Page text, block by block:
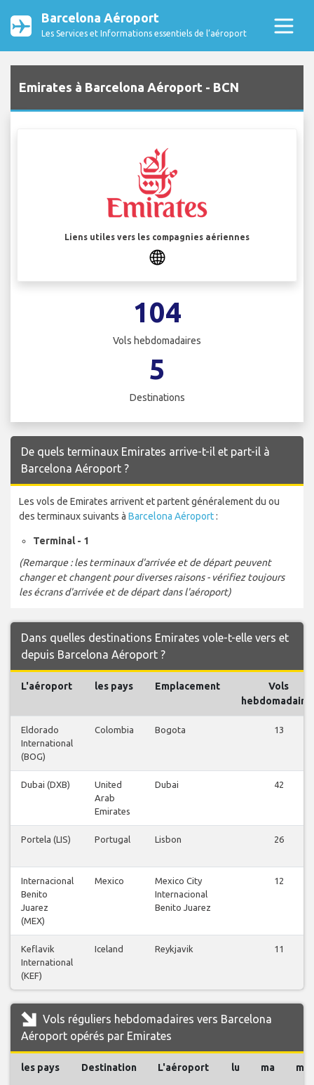
Barcelona Aéroport
Les Services et Informations essentiels de l’aéroport
Emirates à Barcelona Aéroport - BCN
Liens utiles vers les compagnies aériennes
104
Vols hebdomadaires
5
Destinations
De quels terminaux Emirates arrive-t-il et part-il à
Barcelona Aéroport ?
Les vols de Emirates arrivent et partent généralement du ou
des terminaux suivants à Barcelona Aéroport:
Terminal - 1
(Remarque : les terminaux d'arrivée et de départ peuvent
changer et changent pour diverses raisons - vérifiez toujours
les écrans d'arrivée et de départ dans l'aéroport)
Dans quelles destinations Emirates vole-t-elle vers et
depuis Barcelona Aéroport ?
L'aéroport les pays Emplacement
Vols
Eldorado
International
(BOG)
Colombia Bogota 13
Dubai (DXB)
United
Arab
Emirates
Dubai 42
Portela (LIS) Portugal Lisbon 26
Internacional
Benito
Juarez
(MEX)
Mexico
Mexico City
Internacional
Benito Juarez
12
Keflavik
International
(KEF)
Iceland Reykjavik 11
Vols réguliers hebdomadaires vers Barcelona
Aéroport opérés par Emirates
les pays Destination L'aéroport lu ma me